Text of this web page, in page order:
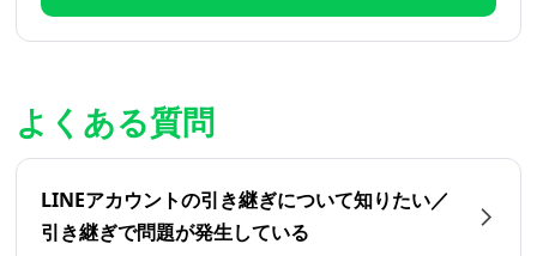
よくある質問
LINEアカウントの引き継ぎについて知りたい／
引き継ぎで問題が発生している